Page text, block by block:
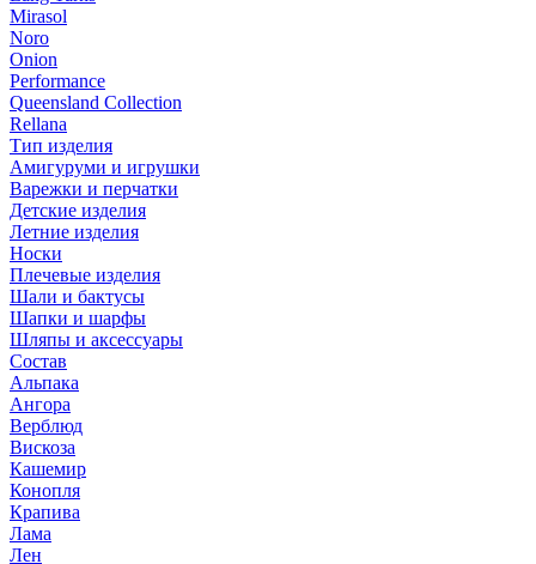
Mirasol
Noro
Onion
Performance
Queensland Collection
Rellana
Тип изделия
Амигуруми и игрушки
Варежки и перчатки
Детские изделия
Летние изделия
Носки
Плечевые изделия
Шали и бактусы
Шапки и шарфы
Шляпы и аксессуары
Состав
Альпака
Ангора
Верблюд
Вискоза
Кашемир
Конопля
Крапива
Лама
Лен